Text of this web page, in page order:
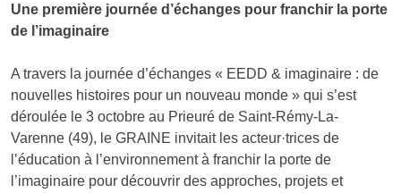
Une première journée d’échanges pour franchir la porte
de l’imaginaire
A travers la journée d’échanges « EEDD & imaginaire : de
nouvelles histoires pour un nouveau monde » qui s’est
déroulée le 3 octobre au Prieuré de Saint-Rémy-La-
Varenne (49), le GRAINE invitait les acteur·trices de
l’éducation à l’environnement à franchir la porte de
l’imaginaire pour découvrir des approches, projets et